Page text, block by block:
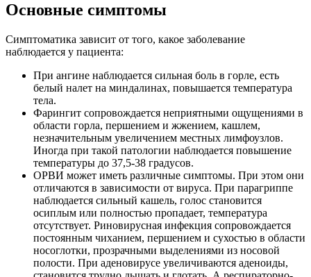
Основные симптомы
Симптоматика зависит от того, какое заболевание
наблюдается у пациента:
При ангине наблюдается сильная боль в горле, есть
белый налет на миндалинах, повышается температура
тела.
Фарингит сопровождается неприятными ощущениями в
области горла, першением и жжением, кашлем,
незначительным увеличением местных лимфоузлов.
Иногда при такой патологии наблюдается повышение
температуры до 37,5-38 градусов.
ОРВИ может иметь различные симптомы. При этом они
отличаются в зависимости от вируса. При парагриппе
наблюдается сильный кашель, голос становится
осиплым или полностью пропадает, температура
отсутствует. Риновирусная инфекция сопровождается
постоянным чиханием, першением и сухостью в области
носоглотки, прозрачными выделениями из носовой
полости. При аденовирусе увеличиваются аденоиды,